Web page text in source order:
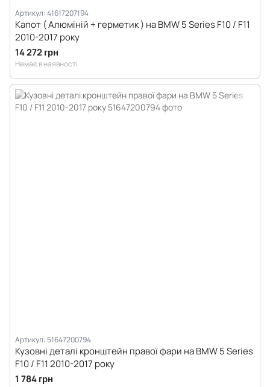
Артикул: 41617207194
Капот ( Алюміній + герметик ) на BMW 5 Series F10 / F11
2010-2017 року
14 272 грн
Немає в наявності
Артикул: 51647200794
Кузовні деталі кронштейн правої фари на BMW 5 Series
F10 / F11 2010-2017 року
1 784 грн